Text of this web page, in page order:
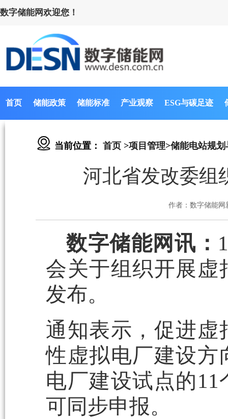
数字储能网欢迎您！
首页 储能政策 储能标准 产业观察 ESG与碳足迹
当前位置： 首页 >项目管理>储能电站规划
河北省发改委组
作者：数字储能网
数字储能网讯：
会关于组织开展虚
发布。
通知表示，促进虚
性虚拟电厂建设方
电厂建设试点的
可同步申报。